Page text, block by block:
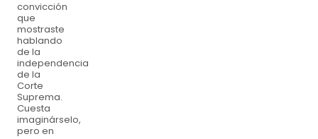
convicción
que
mostraste
hablando
de la
independencia
de la
Corte
Suprema.
Cuesta
imaginárselo,
pero en